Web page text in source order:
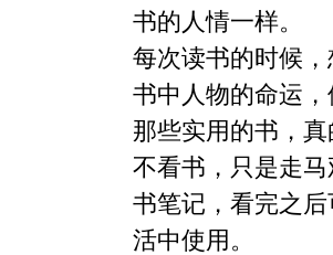
书的人情一样。
每次读书的时候
书中人物的命运
那些实用的书，
不看书，只是走
书笔记，看完之
活中使用。